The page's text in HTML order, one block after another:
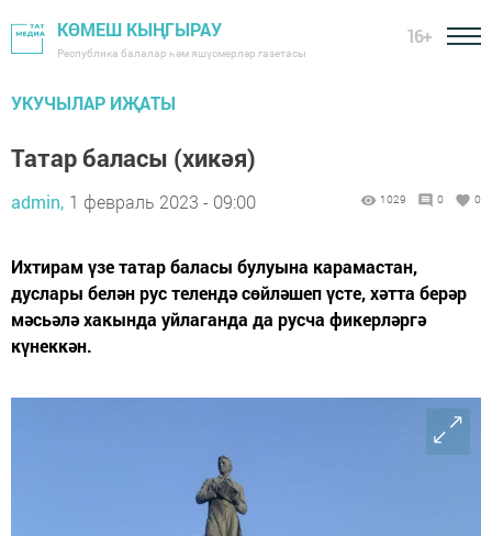
КӨМЕШ КЫҢГЫРАУ
Республика балалар һәм яшүсмерләр газетасы
16+
УКУЧЫЛАР ИҖАТЫ
Татар баласы (хикәя)
admin, 1 февраль 2023 - 09:00 1029 0 0
Ихтирам үзе татар баласы булуына карамастан,
дуслары белән рус телендә сөйләшеп үсте, хәтта берәр
мәсьәлә хакында уйлаганда да русча фикерләргә
күнеккән.